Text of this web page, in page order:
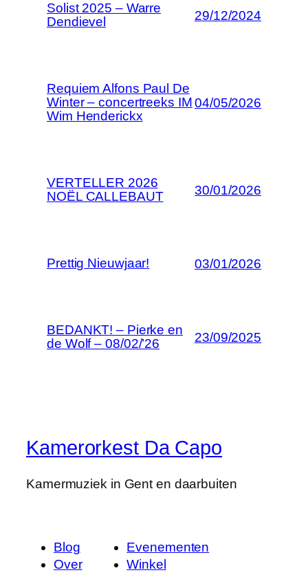
Solist 2025 – Warre
Dendievel
29/12/2024
Requiem Alfons Paul De
Winter – concertreeks IM
Wim Henderickx
04/05/2026
VERTELLER 2026
NOËL CALLEBAUT
30/01/2026
Prettig Nieuwjaar! 03/01/2026
BEDANKT! – Pierke en
de Wolf – 08/02/’26
23/09/2025
Kamerorkest Da Capo
Kamermuziek in Gent en daarbuiten
Blog
Over
Evenementen
Winkel